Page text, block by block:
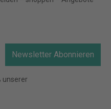
Newsletter Abonnieren
unserer